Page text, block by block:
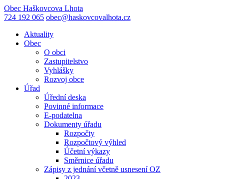
Obec Haškovcova Lhota
724 192 065 obec@haskovcovalhota.cz
Aktuality
Obec
O obci
Zastupitelstvo
Vyhlášky
Rozvoj obce
Úřad
Úřední deska
Povinné informace
E-podatelna
Dokumenty úřadu
Rozpočty
Rozpočtový výhled
Účetní výkazy
Směrnice úřadu
Zápisy z jednání včetně usnesení OZ